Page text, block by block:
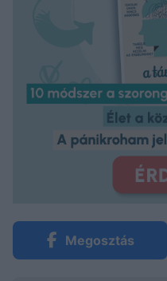
Megosztás